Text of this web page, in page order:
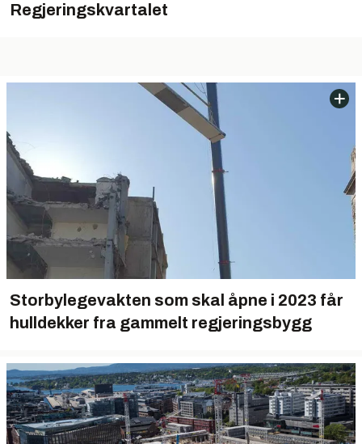
Regjeringskvartalet
Storbylegevakten som skal åpne i 2023 får
hulldekker fra gammelt regjeringsbygg